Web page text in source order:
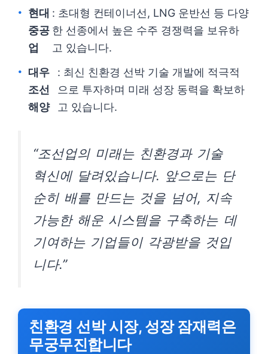
현대
중공
업
: 초대형 컨테이너선, LNG 운반선 등 다양
한 선종에서 높은 수주 경쟁력을 보유하
고 있습니다.
대우
조선
해양
: 최신 친환경 선박 기술 개발에 적극적
으로 투자하며 미래 성장 동력을 확보하
고 있습니다.
“조선업의 미래는 친환경과 기술
혁신에 달려있습니다. 앞으로는 단
순히 배를 만드는 것을 넘어, 지속
가능한 해운 시스템을 구축하는 데
기여하는 기업들이 각광받을 것입
니다.”
친환경 선박 시장, 성장 잠재력은
무궁무진합니다